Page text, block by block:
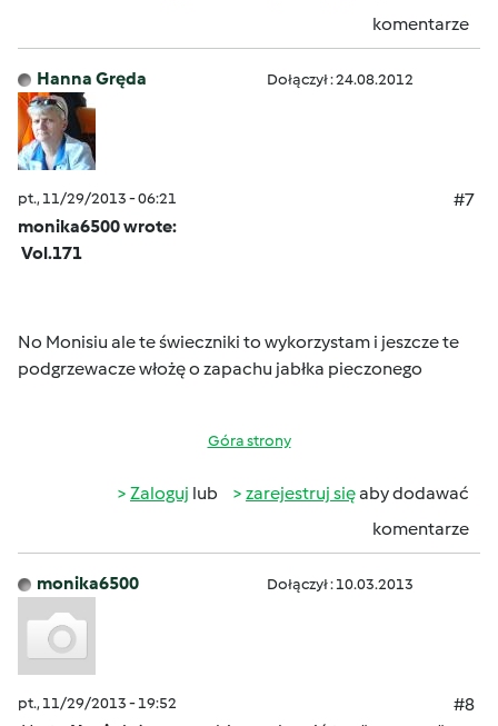
komentarze
Hanna Gręda Dołączył : 24.08.2012
pt., 11/29/2013 - 06:21
#7
monika6500 wrote:
Vol.171
No Monisiu ale te świeczniki to wykorzystam i jeszcze te
podgrzewacze włożę o zapachu jabłka pieczonego
Góra strony
Zaloguj lub zarejestruj sięaby dodawać
komentarze
monika6500 Dołączył : 10.03.2013
pt., 11/29/2013 - 19:52
#8